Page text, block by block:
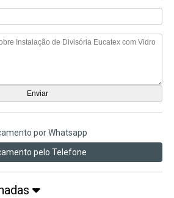
por Whatsapp
pelo Telefone